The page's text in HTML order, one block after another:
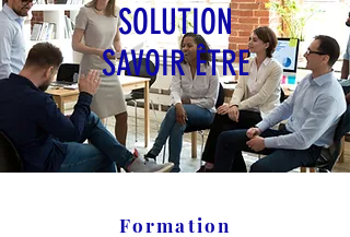
SOLUTION
SAVOIR ÊTRE
Formation